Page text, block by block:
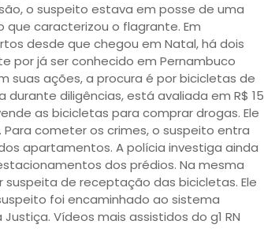
o suspeito estava em posse de uma
caracterizou o flagrante. Em
desde que chegou em Natal, há dois
por já ser conhecido em Pernambuco
suas ações, a procura é por bicicletas de
diligências, está avaliada em R$ 15
as bicicletas para comprar drogas. Ele
cometer os crimes, o suspeito entra
apartamentos. A polícia investiga ainda
dos prédios. Na mesma
de receptação das bicicletas. Ele
foi encaminhado ao sistema
Vídeos mais assistidos do g1 RN